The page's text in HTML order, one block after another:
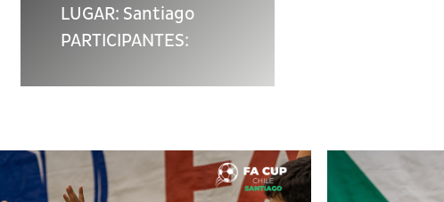
LUGAR: Santiago
PARTICIPANTES: